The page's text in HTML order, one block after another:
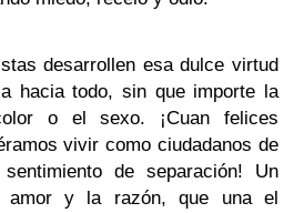
desarrollen esa dulce virtud
hacia todo, sin que importe la
o el sexo. ¡Cuan felices
vivir como ciudadanos de
de separación! Un
amor y la razón, que una el